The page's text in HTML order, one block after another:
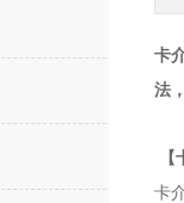
卡
法，
【
卡